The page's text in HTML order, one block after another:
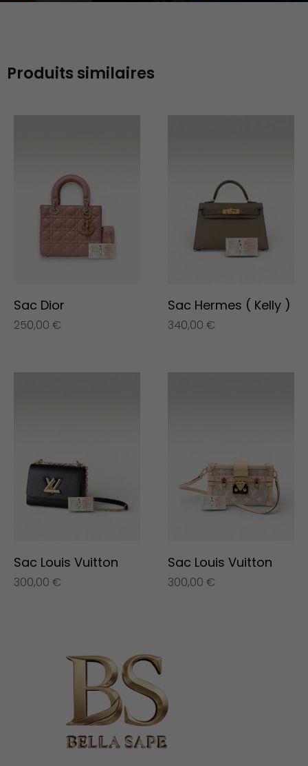
Enter
Produits similaires
Sac Dior
250,00 €
Sac Hermes ( Kelly )
340,00 €
Sac Louis Vuitton
300,00 €
Sac Louis Vuitton
300,00 €